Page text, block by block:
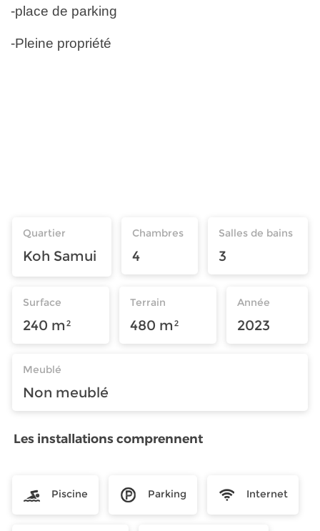
-place de parking
-Pleine propriété
Quartier
Koh Samui
Chambres
4
Salles de bains
3
Surface
240 m²
Terrain
480 m²
Année
2023
Meublé
Non meublé
Les installations comprennent
Piscine Parking Internet